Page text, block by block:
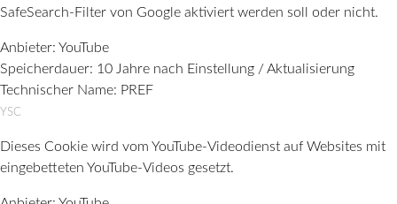
SafeSearch-Filter von Google aktiviert werden soll oder nicht.
Anbieter: YouTube
Speicherdauer: 10 Jahre nach Einstellung / Aktualisierung
Technischer Name: PREF
YSC
Dieses Cookie wird vom YouTube-Videodienst auf Websites mit
eingebetteten YouTube-Videos gesetzt.